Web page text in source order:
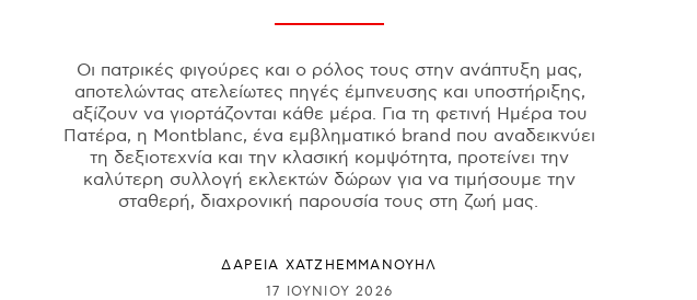
Οι πατρικές φιγούρες και ο ρόλος τους στην ανάπτυξη μας,
αποτελώντας ατελείωτες πηγές έμπνευσης και υποστήριξης,
αξίζουν να γιορτάζονται κάθε μέρα. Για τη φετινή Ημέρα του
Πατέρα, η Montblanc, ένα εμβληματικό brand που αναδεικνύει
τη δεξιοτεχνία και την κλασική κομψότητα, προτείνει την
καλύτερη συλλογή εκλεκτών δώρων για να τιμήσουμε την
σταθερή, διαχρονική παρουσία τους στη ζωή μας.
ΔΑΡΕΙΑ ΧΑΤΖΗΕΜΜΑΝΟΥΗΛ
17 ΙΟΥΝΊΟΥ 2026